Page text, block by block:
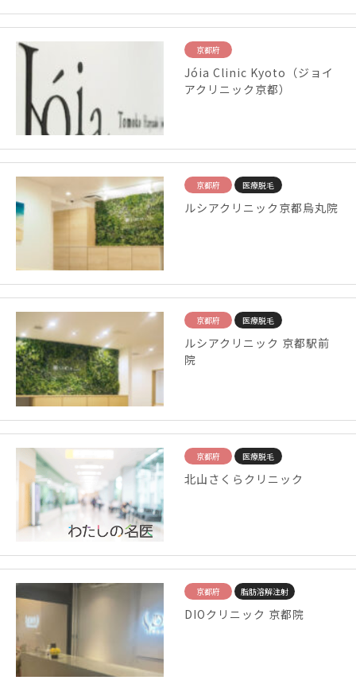
京都府
Jóia Clinic Kyoto（ジョイ
アクリニック京都）
京都府 医療脱毛
ルシアクリニック京都烏丸院
京都府 医療脱毛
ルシアクリニック 京都駅前
院
京都府 医療脱毛
北山さくらクリニック
京都府 脂肪溶解注射
DIOクリニック 京都院